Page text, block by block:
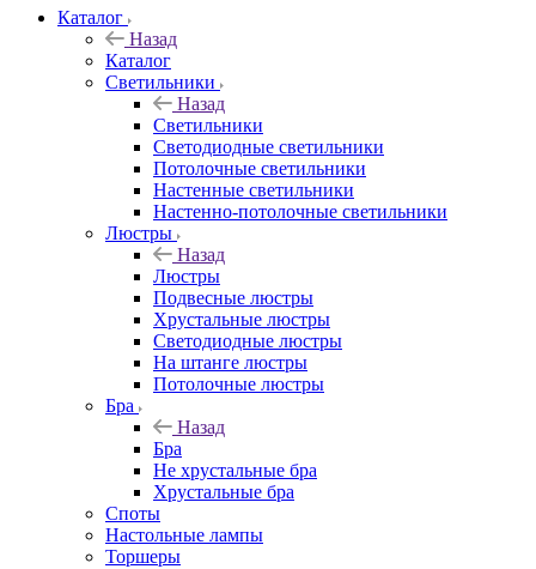
Каталог
Назад
Каталог
Светильники
Назад
Светильники
Светодиодные светильники
Потолочные светильники
Настенные светильники
Настенно-потолочные светильники
Люстры
Назад
Люстры
Подвесные люстры
Хрустальные люстры
Светодиодные люстры
На штанге люстры
Потолочные люстры
Бра
Назад
Бра
Не хрустальные бра
Хрустальные бра
Споты
Настольные лампы
Торшеры